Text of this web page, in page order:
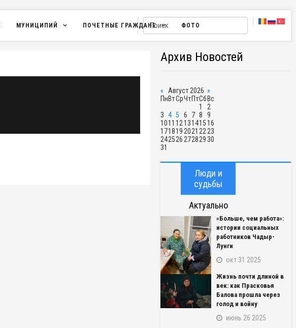
МУНИЦИПИЙ ПОЧЕТНЫЕ ГРАЖДАНЕ ФОТО
Архив Новостей
« Август 2026 »
ПнВтСрЧт ПтСб Вс
1
2
3 4 5 6 7 8
9
1011 1213141516
171819 2021 22 23
242526 27282930
31
Люди и
судьбы
Актуально
«Больше, чем работа»:
истории социальных
работников Чадыр-
Лунги
окт 31 2025
Жизнь почти длиной в
век: как Прасковья
Балова прошла через
голод и войну
июнь 26 2025